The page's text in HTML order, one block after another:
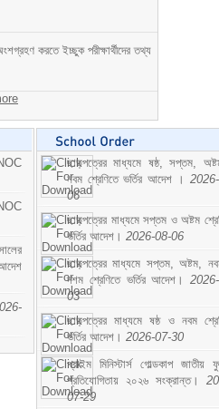
করতে ইচ্ছুক পরীক্ষার্থীদের তথ্য
ছাড়পত্রের মাধ্যমে ষষ্ঠ, সপ্তম,
নবম শ্রেণিতে ভর্তির আদেশ ।
06
ছাড়পত্রের মাধ্যমে সপ্তম ও অষ্টম
ভর্তির আদেশ। 2026-08-06
ছাড়পত্রের মাধ্যমে সপ্তম, অষ্টম,
দশম শ্রেণিতে ভর্তির আদেশ।
03
ছাড়পত্রের মাধ্যমে ষষ্ঠ ও নবম
ভর্তির আদেশ। 2026-07-30
প্রাইম মিনিস্টার্স গোল্ডকাপ জাতীয়
প্রতিযোগিতায় ২০২৬ সংক্রান্ত।
07-29